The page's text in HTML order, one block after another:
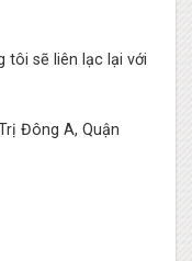
tôi sẽ liên lạc lại với
Đông A, Quận